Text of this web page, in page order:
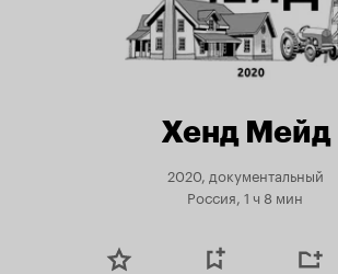
Хенд Мейд
2020, документальный
Россия, 1 ч 8 мин